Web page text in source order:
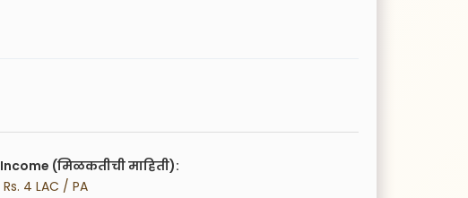
Income (मिळकतीची माहिती):
Rs. 4 LAC / PA